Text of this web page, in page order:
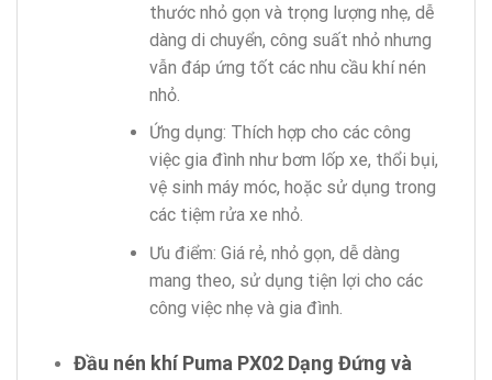
thước nhỏ gọn và trọng lượng nhẹ, dễ
dàng di chuyển, công suất nhỏ nhưng
vẫn đáp ứng tốt các nhu cầu khí nén
nhỏ.
Ứng dụng: Thích hợp cho các công
việc gia đình như bơm lốp xe, thổi bụi,
vệ sinh máy móc, hoặc sử dụng trong
các tiệm rửa xe nhỏ.
Ưu điểm: Giá rẻ, nhỏ gọn, dễ dàng
mang theo, sử dụng tiện lợi cho các
công việc nhẹ và gia đình.
Đầu nén khí Puma PX02 Dạng Đứng và